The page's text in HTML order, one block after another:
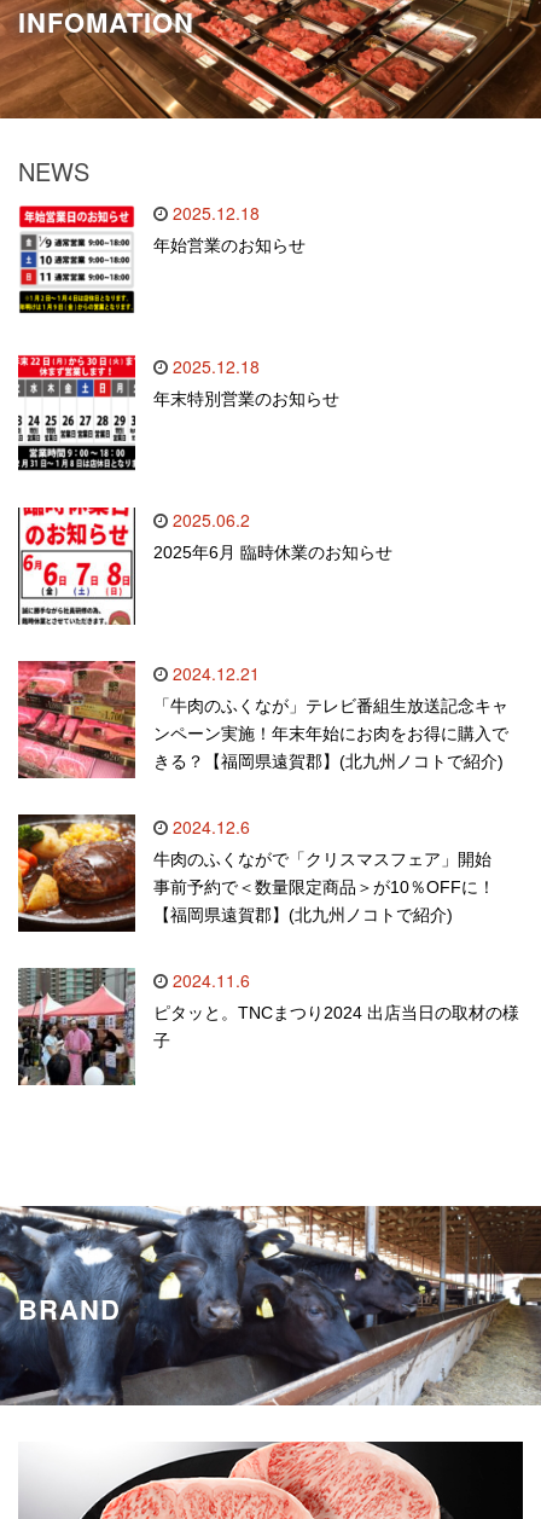
INFOMATION
NEWS
2025.12.18
年始営業のお知らせ
2025.12.18
年末特別営業のお知らせ
2025.06.2
2025年6月 臨時休業のお知らせ
2024.12.21
「牛肉のふくなが」テレビ番組生放送記念キャ
ンペーン実施！年末年始にお肉をお得に購入で
きる？【福岡県遠賀郡】(北九州ノコトで紹介)
2024.12.6
牛肉のふくながで「クリスマスフェア」開始
事前予約で＜数量限定商品＞が10％OFFに！
【福岡県遠賀郡】(北九州ノコトで紹介)
2024.11.6
ピタッと。TNCまつり2024 出店当日の取材の様
子
BRAND
鹿児島黒牛